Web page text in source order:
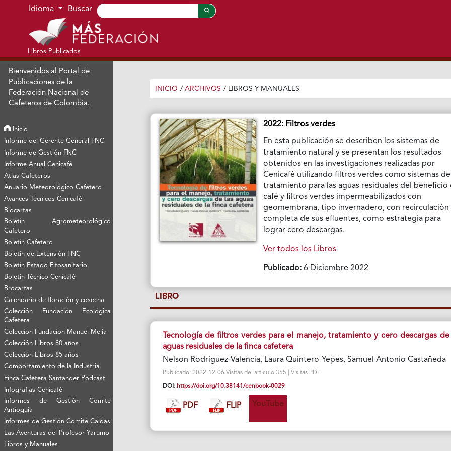
Ir al menú de navegación principal
Ir al contenido principal
Ir al pie de página del sitio
Idioma Buscar
Libros Publicados
Bienvenidos al Portal de
Publicaciones de la
Federación Nacional de
Cafeteros de Colombia.
Inicio
Informe del Gerente General FNC
Informe de Gestión FNC
Informe Anual Cenicafé
Atlas Cafeteros
Anuario Meteorológico Cafetero
Avances Técnicos Cenicafé
Biocartas
Boletín Agrometeorológico
Cafetero
Boletín Cafetero
Boletín de Extensión FNC
Boletín Estado Fitosanitario
Boletín Técnico Cenicafé
Brocartas
Calendario de floración y cosecha
Colección Fundación Ecológica
Cafetera
Colección Fundación Manuel Mejía
Colección Libros 80 años
Colección Libros 85 años
Comportamiento de la Industria
Finca Cafetera Santander Podcast
Infografías Cenicafé
Informes de Gestión Comité
Antioquía
Informes de Gestión Comité Caldas
Las Aventuras del Profesor Yarumo
Libros y Manuales
INICIO / ARCHIVOS / LIBROS Y MANUALES
2022: Filtros verdes
En esta publicación se describen los sistemas de
tratamiento natural y se presentan los resultados
obtenidos en las investigaciones realizadas por
Cenicafé utilizando filtros verdes como sistemas de
tratamiento para las aguas residuales del beneficio
café y filtros verdes impermeabilizados con
geomembrana, tipo invernadero, con recirculación
completa de sus efluentes, como estrategia para
lograr cero descargas.
Ver todos los Libros
Publicado: 6 Diciembre 2022
LIBRO
Tecnología de filtros verdes para el manejo, tratamiento y cero descargas de
aguas residuales de la finca cafetera
Nelson Rodríguez-Valencia, Laura Quintero-Yepes, Samuel Antonio Castañeda
Publicado: 2022-12-06 Visitas del artículo 355 | Visitas PDF
DOI: https://doi.org/10.38141/cenbook-0029
PDF FLIP YouTube